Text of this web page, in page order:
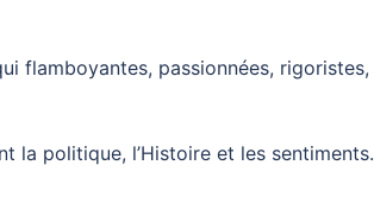
flamboyantes, passionnées, rigoristes,
la politique, l’Histoire et les sentiments.